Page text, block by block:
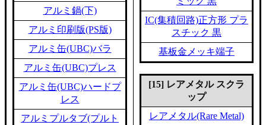
アルミ鍋(下)
アルミ印刷版(PS版)
アルミ缶(UBC)バラ
アルミ缶(UBC)プレス
アルミ缶(UBC)ハードプ
レス
アルミプルタブ(プルト
IC(集積回路)正方形 プラ
スチック 黒
基板金メッキ端子
[15] レアメタル スクラ
ップ
レアメタル(Rare Metal)